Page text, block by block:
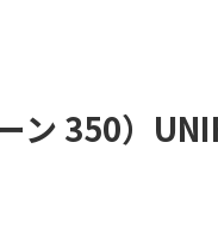
ン 350）